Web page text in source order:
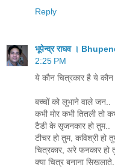
Reply
भूपेन्द्र राघव ।
2:25 PM
ये कौन चित्रकार है ये कौन
बच्चों को लुभाने वाले जन..
कभी मोर कभी तितली तो
टैडी के सृजनकार हो तुम..
टीचर हो तुम, कविश्री हो
चित्रकार, अरे फनकार हो
क्या चित्र बनाना सिखलाते..